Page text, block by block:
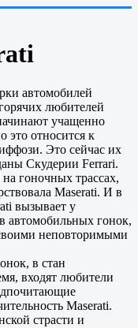
автомобилей
любителей
учащенно
это относится к
Это сейчас их
Скудерии Ferrari.
гоночных трассах,
Maserati. И в
вызывает у
автомобильных гонок,
неповторимыми
в стан
входят любители
Maserati.
страсти и